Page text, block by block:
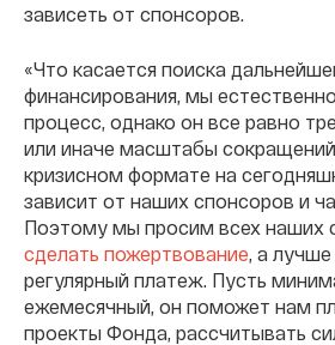
зависеть от спонсоров.
«Что касается поиска
финансирования, мы
процесс, однако он все равно
или иначе масштабы
кризисном формате на
зависит от наших спонсоров и
Поэтому мы просим всех наших
сделать пожертвование, а
регулярный платеж. Пусть
ежемесячный, он поможет нам
проекты Фонда, рассчитывать